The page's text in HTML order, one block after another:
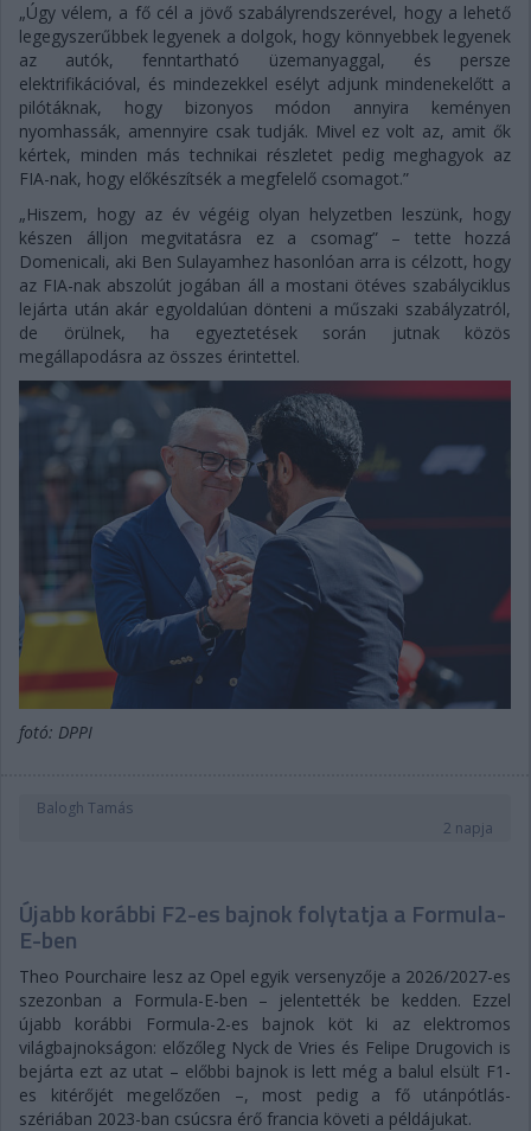
„Úgy vélem, a fő cél a jövő szabályrendszerével, hogy a lehető
legegyszerűbbek legyenek a dolgok, hogy könnyebbek legyenek
az autók, fenntartható üzemanyaggal, és persze
elektrifikációval, és mindezekkel esélyt adjunk mindenekelőtt a
pilótáknak, hogy bizonyos módon annyira keményen
nyomhassák, amennyire csak tudják. Mivel ez volt az, amit ők
kértek, minden más technikai részletet pedig meghagyok az
FIA-nak, hogy előkészítsék a megfelelő csomagot.”
„Hiszem, hogy az év végéig olyan helyzetben leszünk, hogy
készen álljon megvitatásra ez a csomag” – tette hozzá
Domenicali, aki Ben Sulayamhez hasonlóan arra is célzott, hogy
az FIA-nak abszolút jogában áll a mostani ötéves szabályciklus
lejárta után akár egyoldalúan dönteni a műszaki szabályzatról,
de örülnek, ha egyeztetések során jutnak közös
megállapodásra az összes érintettel.
fotó: DPPI
Balogh Tamás
2 napja
Újabb korábbi F2-es bajnok folytatja a Formula-
E-ben
Theo Pourchaire lesz az Opel egyik versenyzője a 2026/2027-es
szezonban a Formula-E-ben – jelentették be kedden. Ezzel
újabb korábbi Formula-2-es bajnok köt ki az elektromos
világbajnokságon: előzőleg Nyck de Vries és Felipe Drugovich is
bejárta ezt az utat – előbbi bajnok is lett még a balul elsült F1-
es kitérőjét megelőzően –, most pedig a fő utánpótlás-
szériában 2023-ban csúcsra érő francia követi a példájukat.